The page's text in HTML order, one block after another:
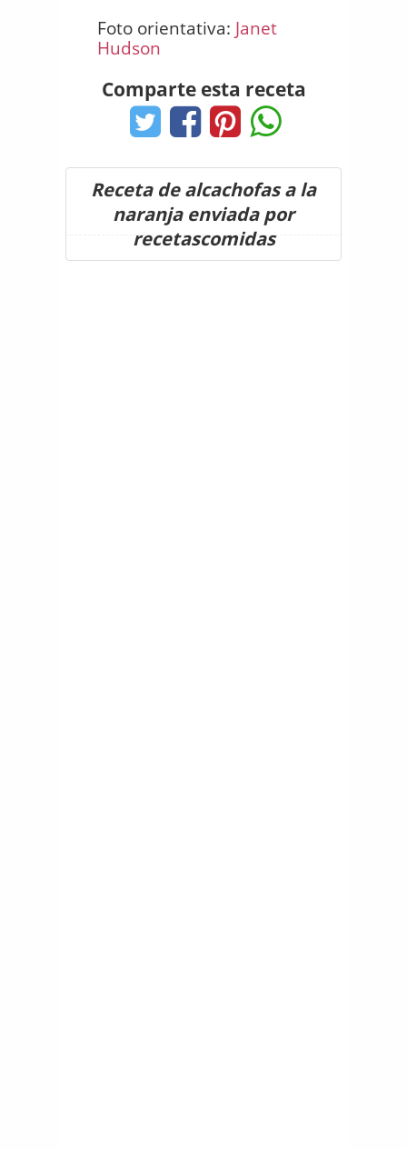
Foto orientativa: Janet
Hudson
Comparte esta receta
Receta de alcachofas a la
naranja enviada por
recetascomidas